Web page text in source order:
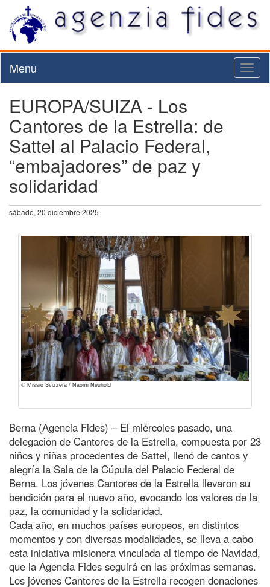
Menu
EUROPA/SUIZA - Los
Cantores de la Estrella: de
Sattel al Palacio Federal,
“embajadores” de paz y
solidaridad
sábado, 20 diciembre 2025
© Missio Svizzera / Naomi Neuhold
Berna (Agencia Fides) – El miércoles pasado, una
delegación de Cantores de la Estrella, compuesta por 23
niños y niñas procedentes de Sattel, llenó de cantos y
alegría la Sala de la Cúpula del Palacio Federal de
Berna. Los jóvenes Cantores de la Estrella llevaron su
bendición para el nuevo año, evocando los valores de la
paz, la comunidad y la solidaridad.
Cada año, en muchos países europeos, en distintos
momentos y con diversas modalidades, se lleva a cabo
esta iniciativa misionera vinculada al tiempo de Navidad,
que la Agencia Fides seguirá en las próximas semanas.
Los jóvenes Cantores de la Estrella recogen donaciones